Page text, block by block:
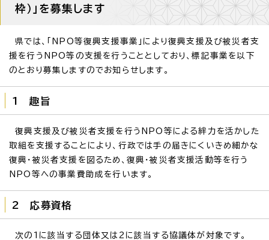
枠）」を募集します
県では、「NPO等復興支援事業」により復興支援及び被災者支
援を行うNPO等の支援を行うこととしており、標記事業を以下
のとおり募集しますのでお知らせします。
1 趣旨
復興支援及び被災者支援を行うNPO等による絆力を活かした
取組を支援することにより、行政では手の届きにくいきめ細かな
復興・被災者支援を図るため、復興・被災者支援活動等を行う
NPO等への事業費助成を行います。
2 応募資格
次の1に該当する団体又は2に該当する協議体が対象です。